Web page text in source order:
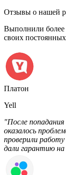
Отзывы о нашей
Выполнили более
своих
Платон
Yell
"После
оказалось
проверили
дали гарантию на